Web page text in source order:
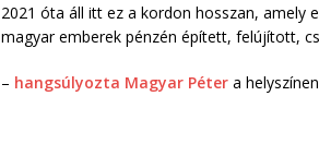
2021 óta áll itt ez a kordon hosszan, amely
magyar emberek pénzén épített, felújított,
– hangsúlyozta Magyar Péter a